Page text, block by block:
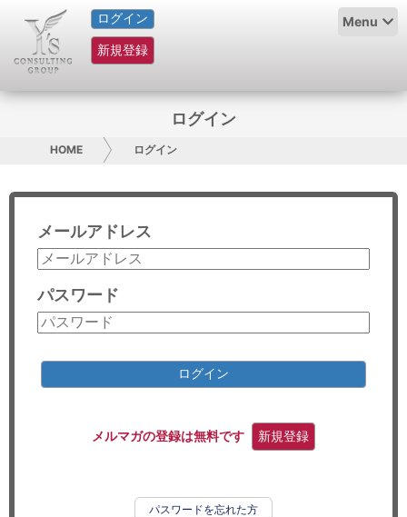
ログイン
新規登録
Menu
HOME
サービス紹介
グループ概要
採用情報
お問い合わせ
コンサルティング
リサーチ
ログイン
HOME ログイン
メールアドレス
パスワード
ログイン
メルマガの登録は無料です 新規登録
パスワードを忘れた方